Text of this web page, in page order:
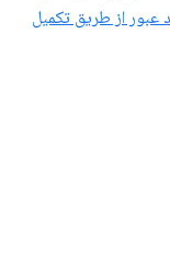
عبور از طریق تکمیل